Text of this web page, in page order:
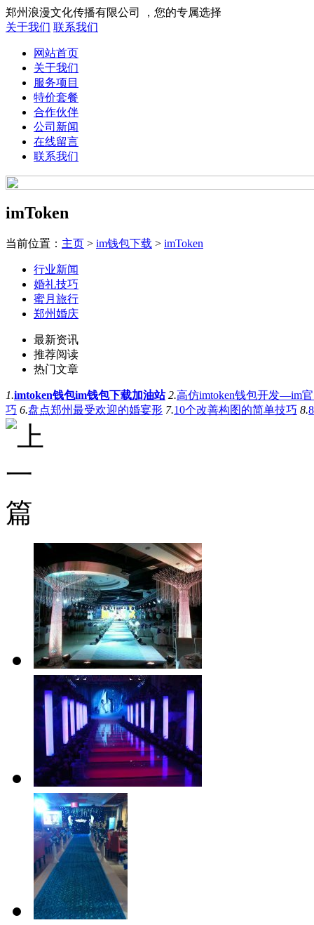
郑州浪漫文化传播有限公司 ，您的专属选择
关于我们 联系我们
网站首页
关于我们
服务项目
特价套餐
合作伙伴
公司新闻
在线留言
联系我们
imToken
当前位置： 主页 > im钱包下载 > imToken
行业新闻
婚礼技巧
蜜月旅行
郑州婚庆
最新资讯
推荐阅读
热门文章
1.imtoken钱包im钱包下载加油站 2.高仿imtoken钱包开发—im
巧 6.盘点郑州最受欢迎的婚宴形 7.10个改善构图的简单技巧 8.